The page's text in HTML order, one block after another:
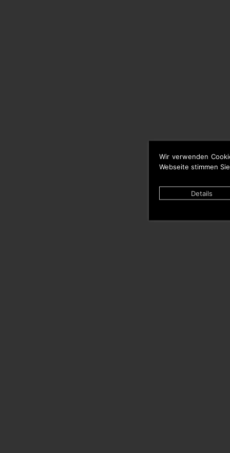
Wir verwenden
Webseite stimmen
Details